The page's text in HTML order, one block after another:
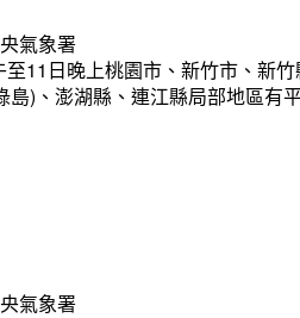
氣象署
11日晚上桃園市、新竹市、新
島)、澎湖縣、連江縣局部地區
氣象署